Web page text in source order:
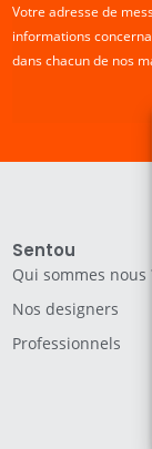
Votre adresse de
informations
dans chacun de nos
Sentou
Qui sommes nous ?
Nos designers
Professionnels